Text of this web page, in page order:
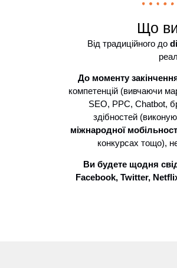
Що
Від традиційного до
До моменту
компетенцій (вивчаючи
SEO, PPC, Chatbot,
здібностей
міжнародної
конкурсах тощо),
Ви будете щодня
Facebook, Twitter,